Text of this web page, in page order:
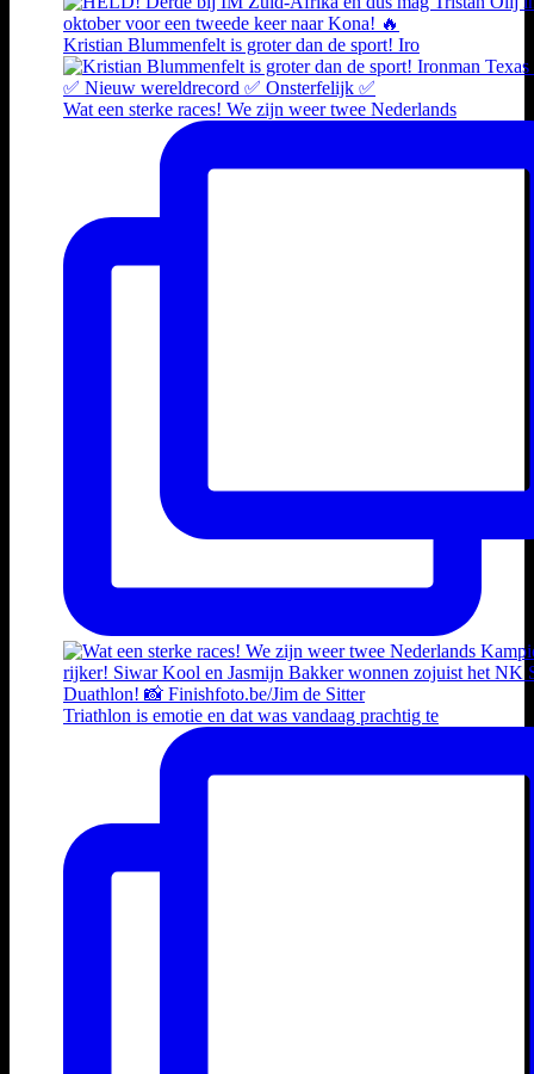
Kristian Blummenfelt is groter dan de sport! Iro
Wat een sterke races! We zijn weer twee Nederlands
Triathlon is emotie en dat was vandaag prachtig te